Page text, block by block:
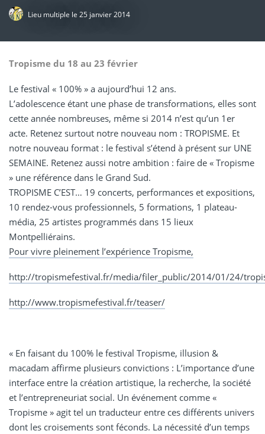
Lieu multiple le 25 janvier 2014
Tropisme du 18 au 23 février
Le festival « 100% » a aujourd’hui 12 ans.
L’adolescence étant une phase de transformations, elles sont
cette année nombreuses, même si 2014 n’est qu’un 1er
acte. Retenez surtout notre nouveau nom : TROPISME. Et
notre nouveau format : le festival s’étend à présent sur UNE
SEMAINE. Retenez aussi notre ambition : faire de « Tropisme
» une référence dans le Grand Sud.
TROPISME C’EST… 19 concerts, performances et expositions,
10 rendez-vous professionnels, 5 formations, 1 plateau-
média, 25 artistes programmés dans 15 lieux
Montpelliérains.
Pour vivre pleinement l’expérience Tropisme,
http://tropismefestival.fr/media/filer_public/2014/01/24/
http://www.tropismefestival.fr/teaser/
« En faisant du 100% le festival Tropisme, illusion &
macadam affirme plusieurs convictions : L’importance d’une
interface entre la création artistique, la recherche, la société
et l’entrepreneuriat social. Un événement comme «
Tropisme » agit tel un traducteur entre ces différents univers
dont les croisements sont féconds. La nécessité d’un temps